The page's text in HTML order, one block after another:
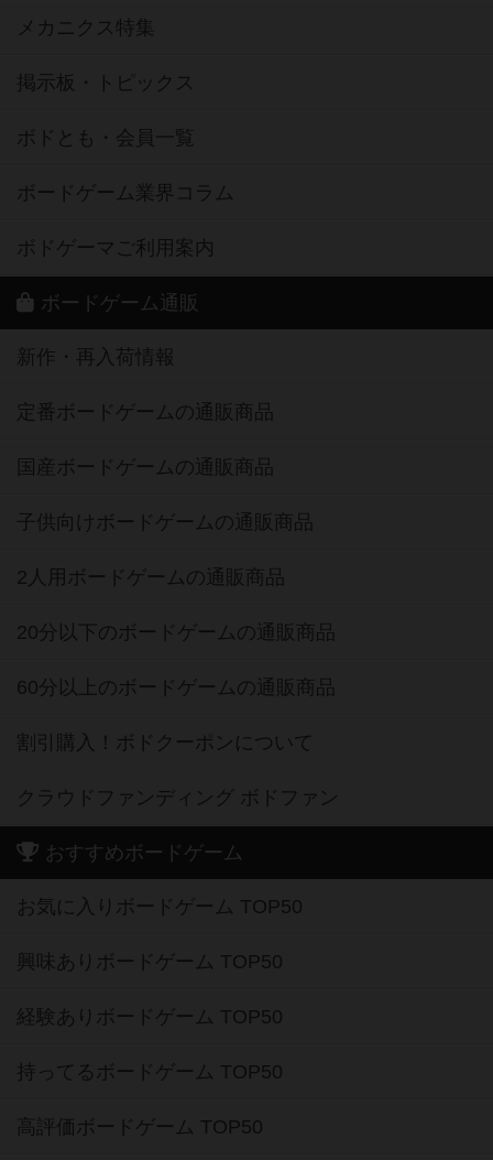
メカニクス特集
掲示板・トピックス
ボドとも・会員一覧
ボードゲーム業界コラム
ボドゲーマご利用案内
ボードゲーム通販
新作・再入荷情報
定番ボードゲームの通販商品
国産ボードゲームの通販商品
子供向けボードゲームの通販商品
2人用ボードゲームの通販商品
20分以下のボードゲームの通販商品
60分以上のボードゲームの通販商品
割引購入！ボドクーポンについて
クラウドファンディング ボドファン
おすすめボードゲーム
お気に入りボードゲーム TOP50
興味ありボードゲーム TOP50
経験ありボードゲーム TOP50
持ってるボードゲーム TOP50
高評価ボードゲーム TOP50